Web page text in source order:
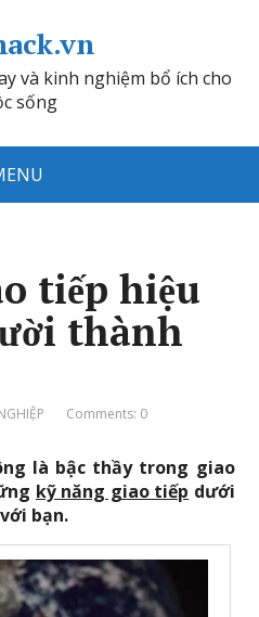
và kinh nghiệm bổ ích cho
sống
tiếp hiệu
thành
Comments: 0
là bậc thầy trong giao
kỹ năng giao tiếp dưới
bạn.